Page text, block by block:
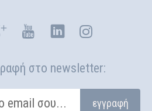
στο newsletter:
email σου... εγγραφή